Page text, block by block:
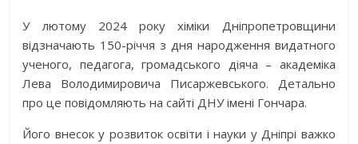
У лютому 2024 року хіміки Дніпропетровщини
відзначають 150-річчя з дня народження видатного
ученого, педагога, громадського діяча – академіка
Лева Володимировича Писаржевського. Детально
про це повідомляють на сайті ДНУ імені Гончара.
Його внесок у розвиток освіти і науки у Дніпрі важко